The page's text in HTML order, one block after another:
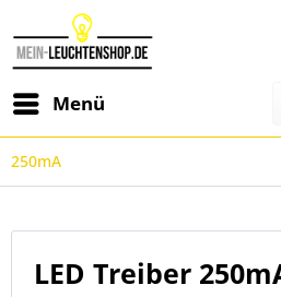
Menü
250mA
LED Treiber